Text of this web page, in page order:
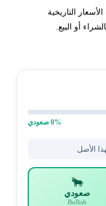
التاريخية
أو البيع.
0% صعودي
الأصل
🐂
صعودي
Bullish